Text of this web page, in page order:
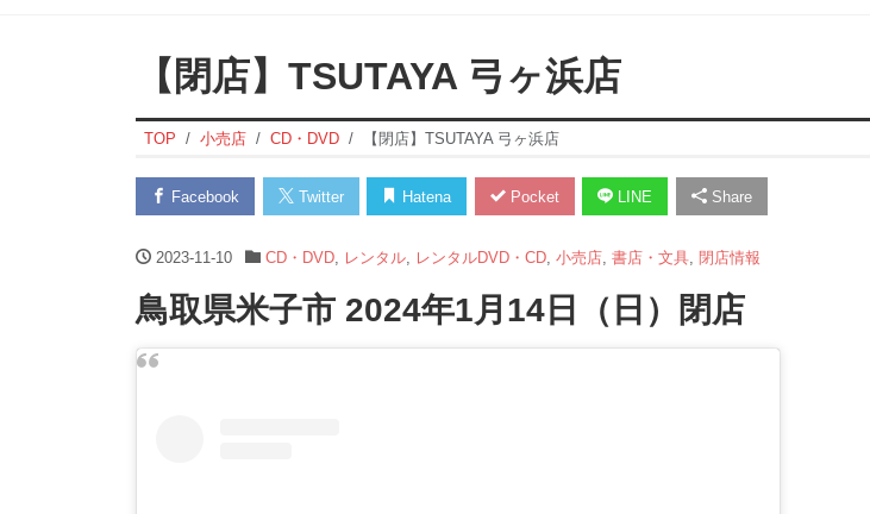
【閉店】TSUTAYA 弓ヶ浜店
TOP 小売店 CD・DVD 【閉店】TSUTAYA 弓ヶ浜店
Facebook Twitter Hatena Pocket LINE Share
2023-11-10 CD・DVD, レンタル, レンタルDVD・CD, 小売店, 書店・文具, 閉店情報
鳥取県米子市 2024年1月14日（日）閉店